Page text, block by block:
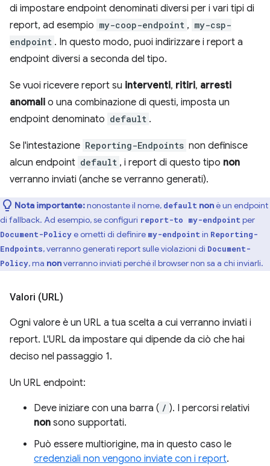
di impostare endpoint denominati diversi per i vari tipi di
report, ad esempio my-coop-endpoint , my-csp-
endpoint . In questo modo, puoi indirizzare i report a
endpoint diversi a seconda del tipo.
Se vuoi ricevere report su interventi, ritiri, arresti
anomali o una combinazione di questi, imposta un
endpoint denominato default .
Se l'intestazione Reporting-Endpoints non definisce
alcun endpoint default , i report di questo tipo non
verranno inviati (anche se verranno generati).
Nota importante:nonostante il nome, default nonè un endpoint
di fallback. Ad esempio, se configuri report-to my-endpoint per
Document-Policye ometti di definire my-endpoint in Reporting-
Endpoints, verranno generati report sulle violazioni di Document-
Policy, ma nonverranno inviati perché il browser non sa a chi inviarli.
Valori (URL)
Ogni valore è un URL a tua scelta a cui verranno inviati i
report. L'URL da impostare qui dipende da ciò che hai
deciso nel passaggio 1.
Un URL endpoint:
Deve iniziare con una barra ( / ). I percorsi relativi
non sono supportati.
Può essere multiorigine, ma in questo caso le
credenziali non vengono inviate con i report.